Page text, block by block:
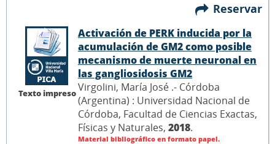
Reservar
Texto impreso
Activación de PERK inducida por la
acumulación de GM2 como posible
mecanismo de muerte neuronal en
las gangliosidosis GM2
Virgolini, María José .- Córdoba
(Argentina) : Universidad Nacional de
Córdoba, Facultad de Ciencias Exactas,
Físicas y Naturales, 2018.
Material bibliográfico en formato papel.